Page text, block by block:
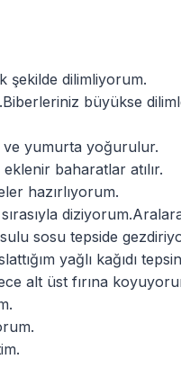
şekilde dilimliyorum.
büyükse
ve yumurta yoğurulur.
baharatlar atılır.
hazırlıyorum.
sosu tepside
yağlı kağıdı
alt üst fırına